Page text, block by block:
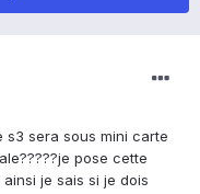
s3 sera sous mini carte
pose cette
je sais si je dois